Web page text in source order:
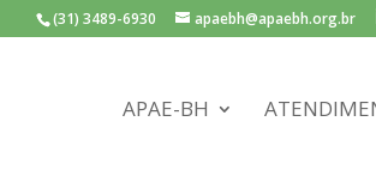
(31) 3489-6930 apaebh@apaebh.org.br
APAE-BH